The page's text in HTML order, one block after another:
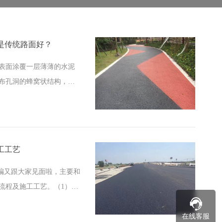
传统路面好？
面涂覆一层薄薄的水泥
孔洞的蜂窝状结构，因
工艺
又跟大家见面啦，主要和
程及施工工艺。（1）路
在线客服